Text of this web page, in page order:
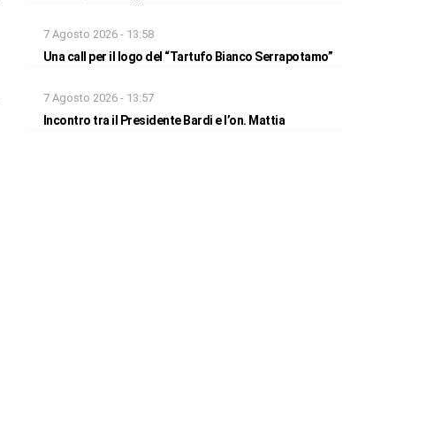
7 Agosto 2026 - 13:58
Una call per il logo del “Tartufo Bianco Serrapotamo”
7 Agosto 2026 - 13:57
Incontro tra il Presidente Bardi e l’on. Mattia